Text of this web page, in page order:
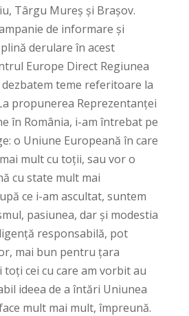
Târgu Mureș și Brașov.
de informare și
derulare în acest
Europe Direct Regiunea
teme referitoare la
propunerea Reprezentanței
în România, i-am întrebat pe
o Uniune Europeană în care
mult cu toții, sau vor o
cu state mult mai
ce i-am ascultat, suntem
pasiunea, dar și modestia
responsabilă, pot
mai bun pentru țara
cei cu care am vorbit au
ideea de a întări Uniunea
mult mai mult, împreună.